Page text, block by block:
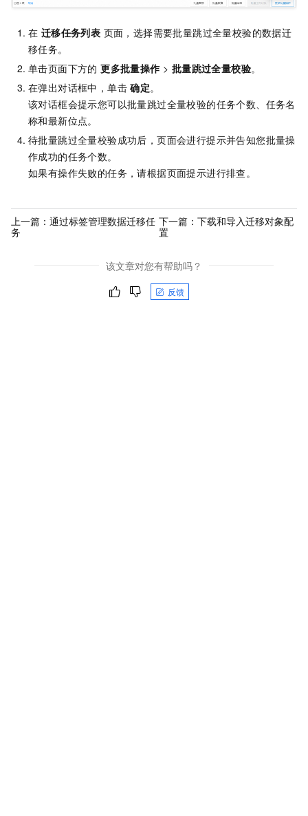
在 迁移任务列表 页面，选择需要批量跳过全量校验的数据迁
移任务。
单击页面下方的更多批量操作 > 批量跳过全量校验。
在弹出对话框中，单击确定。
该对话框会提示您可以批量跳过全量校验的任务个数、任务名
称和最新位点。
待批量跳过全量校验成功后，页面会进行提示并告知您批量操
作成功的任务个数。
如果有操作失败的任务，请根据页面提示进行排查。
上一篇： 通过标签管理数据迁移任
务
下一篇： 下载和导入迁移对象配
置
该文章对您有帮助吗？
反馈